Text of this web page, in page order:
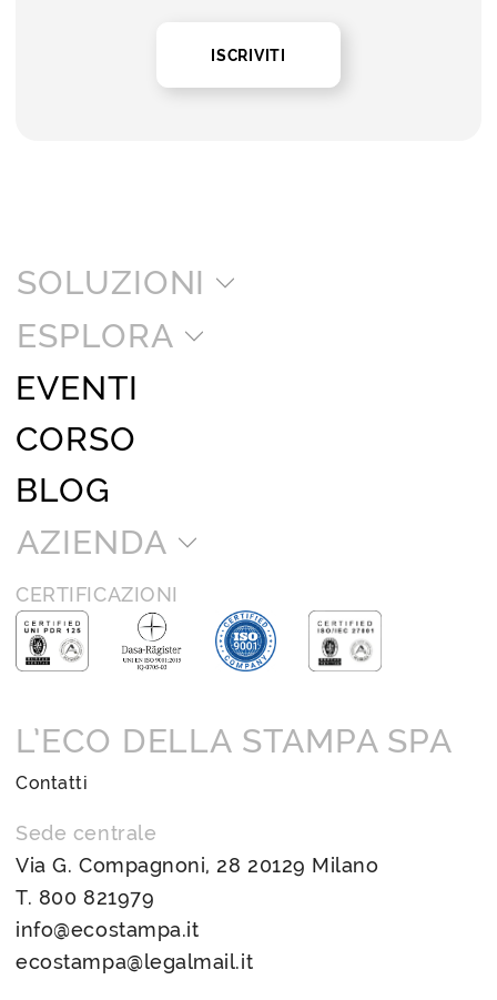
ISCRIVITI
SOLUZIONI
ESPLORA
EVENTI
CORSO
BLOG
AZIENDA
CERTIFICAZIONI
L’ECO DELLA STAMPA SPA
Contatti
Sede centrale
Via G. Compagnoni, 28 20129 Milano
T. 800 821979
info@ecostampa.it
ecostampa@legalmail.it